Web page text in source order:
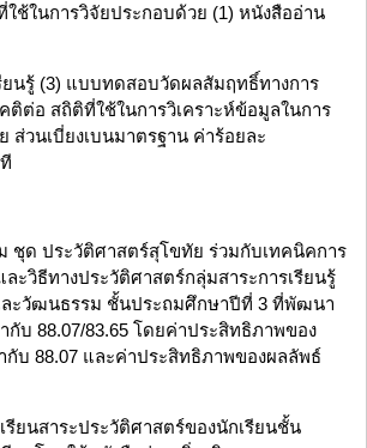
ใช้ในการวิจัยประกอบด้วย (1) หนังสืออ่าน
ยนรู้ (3) แบบทดสอบวัดผลสัมฤทธิ์ทางการ
ติต่อ สถิติที่ใช้ในการวิเคราะห์ข้อมูลในการ
ส่วนเบี่ยงเบนมาตรฐาน ค่าร้อยละ
ชุด ประวัติศาสตร์สุโขทัย ร่วมกับเทคนิคการ
ะวิธีทางประวัติศาสตร์กลุ่มสาระการเรียนรู้
ะวัฒนธรรม ชั้นประถมศึกษาปีที่ 3 ที่พัฒนา
บ 88.07/83.65 โดยค่าประสิทธิภาพของ
กับ 88.07 และค่าประสิทธิภาพของผลลัพธ์
รียนสาระประวัติศาสตร์ของนักเรียนชั้น